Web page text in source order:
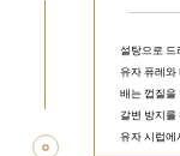
설탕으로 드
유자 퓨레와
배는 껍질을
갈변 방지를
유자 시럽에